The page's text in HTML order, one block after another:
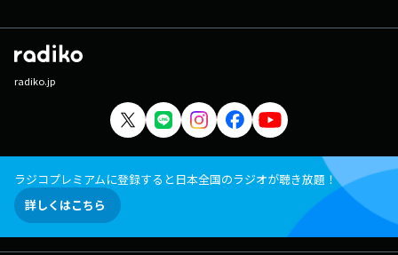
radiko.jp
ラジコプレミアムに登録すると日本全国のラジオが聴き放題！
詳しくはこちら